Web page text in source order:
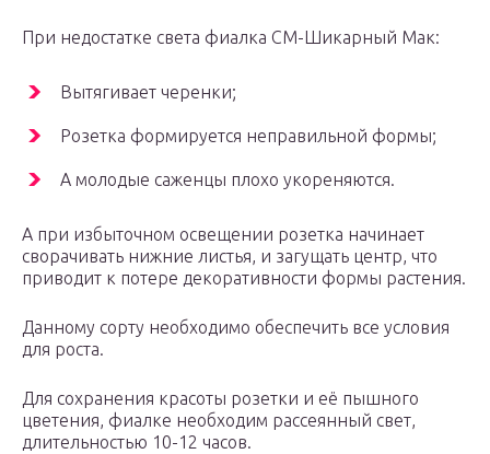
При недостатке света фиалка СМ-Шикарный Мак:
Вытягивает черенки;
Розетка формируется неправильной формы;
А молодые саженцы плохо укореняются.
А при избыточном освещении розетка начинает
сворачивать нижние листья, и загущать центр, что
приводит к потере декоративности формы растения.
Данному сорту необходимо обеспечить все условия
для роста.
Для сохранения красоты розетки и её пышного
цветения, фиалке необходим рассеянный свет,
длительностью 10-12 часов.